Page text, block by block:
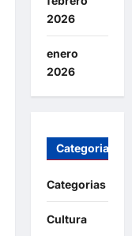
2026
enero
2026
Categorias
Categorias
Cultura